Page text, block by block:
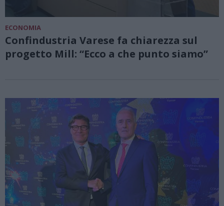
ECONOMIA
Confindustria Varese fa chiarezza sul
progetto Mill: “Ecco a che punto siamo”